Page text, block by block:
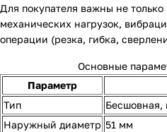
Для покупателя важны не
механических нагрузок,
операции (резка, гибка,
Основные
Параметр
Тип
Бесшовная,
Наружный диаметр 51 мм